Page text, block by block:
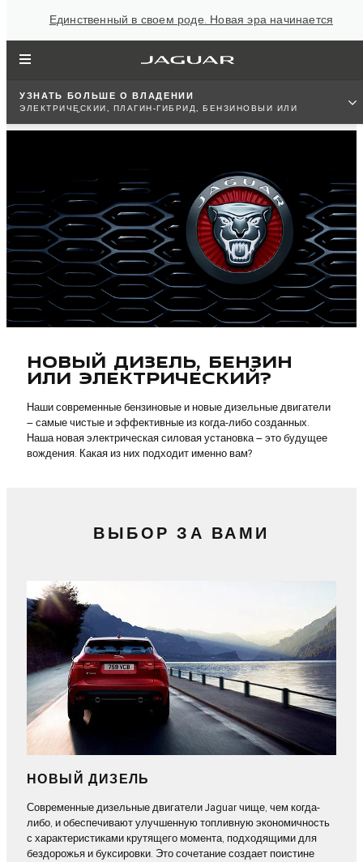
Единственный в своем роде. Новая эра начинается
УЗНАТЬ БОЛЬШЕ О ВЛАДЕНИИ
ЭЛЕКТРИЧЕСКИЙ, ПЛАГИН-ГИБРИД, БЕНЗИНОВЫЙ ИЛИ
НОВЫЙ ДИЗЕЛЬ, БЕНЗИН
ИЛИ ЭЛЕКТРИЧЕСКИЙ?
Наши современные бензиновые и новые дизельные двигатели
– самые чистые и эффективные из когда-либо созданных.
Наша новая электрическая силовая установка – это будущее
вождения. Какая из них подходит именно вам?
ВЫБОР ЗА ВАМИ
НОВЫЙ ДИЗЕЛЬ
Современные дизельные двигатели Jaguar чище, чем когда-
либо, и обеспечивают улучшенную топливную экономичность
с характеристиками крутящего момента, подходящими для
бездорожья и буксировки. Это сочетание создает поистине